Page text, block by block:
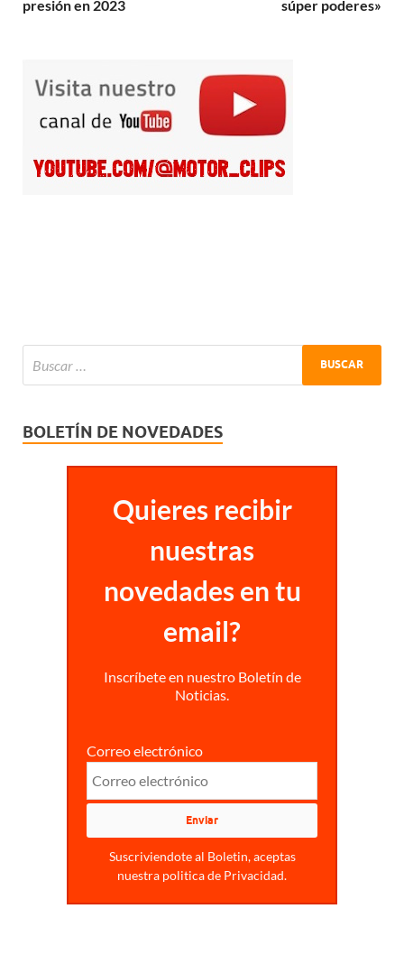
presión en 2023 súper poderes»
BOLETÍN DE NOVEDADES
Quieres recibir
nuestras
novedades en tu
email?
Inscríbete en nuestro Boletín de
Noticias.
Correo electrónico
Suscriviendote al Boletin, aceptas
nuestra politica de Privacidad.